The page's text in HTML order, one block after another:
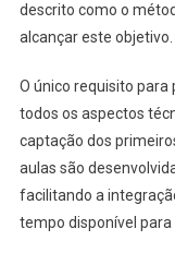
descrito como o
alcançar este objetivo.
O único requisito para
todos os aspectos
captação dos
aulas são
facilitando a
tempo disponível para